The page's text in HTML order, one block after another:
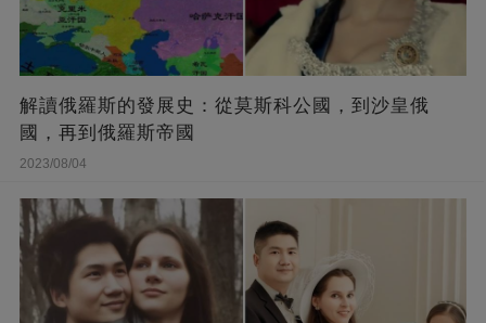
解讀俄羅斯的發展史：從莫斯科公國，到沙皇俄
國，再到俄羅斯帝國
2023/08/04